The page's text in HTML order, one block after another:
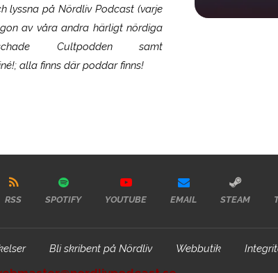
lyssna på Nördliv Podcast (varje
av våra andra härligt nördiga
Cultpodden samt
alla finns där poddar finns!
RSS SPOTIFY YOUTUBE EMAIL STEAM
Bli skribent på Nördliv Webbutik